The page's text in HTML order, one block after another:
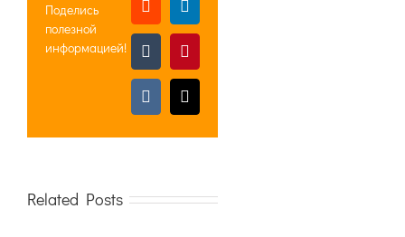
Поделись
полезной
информацией!
RedditLinkedIn
TumblrPinterest
Vk Email
Related Posts